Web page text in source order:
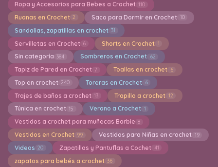
Ropa y Accesorios para Bebes a Crochet 110
Ruanas en Crochet 2 Saco para Dormir en Crochet 10
Sandalias, zapatillas en crochet 31
Servilletas en Crochet 6 Shorts en Crochet 1
Sin categoría 384 Sombreros en Crochet 62
Tapiz de Pared en Crochet 7 Toallas en crochet 6
Top en crochet 240 Toreras en Crochet 6
Trajes de baños a crochet 13 Trapillo a crochet 12
Túnica en crochet 15 Verano a Crochet 1
Vestidos a crochet para muñecas Barbie 8
Vestidos en Crochet 99 Vestidos para Niñas en crochet 19
Videos 20 Zapatillas y Pantuflas a Cochet 41
zapatos para bebés a crochet 36